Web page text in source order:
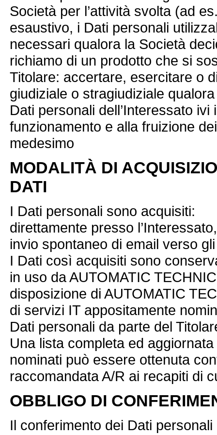
Società per l’attività svolta (ad
esaustivo, i Dati personali
necessari qualora la Società
richiamo di un prodotto che si
Titolare: accertare, esercitare o
giudiziale o stragiudiziale
Dati personali dell’Interessato
funzionamento e alla fruizione
medesimo
MODALITÀ DI
DATI
I Dati personali sono acquisiti:
direttamente presso
invio spontaneo di email verso
I Dati così acquisiti sono
in uso da AUTOMATIC
disposizione di AUTOMATIC
di servizi IT appositamente
Dati personali da parte del
Una lista completa ed
nominati può essere ottenuta
raccomandata A/R ai recapiti di
OBBLIGO DI
Il conferimento dei Dati